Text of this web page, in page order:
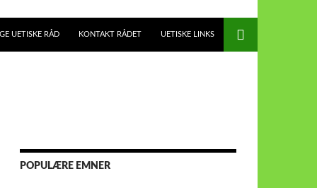
UETISKE RÅD KONTAKT RÅDET UETISKE LINKS
POPULÆRE EMNER